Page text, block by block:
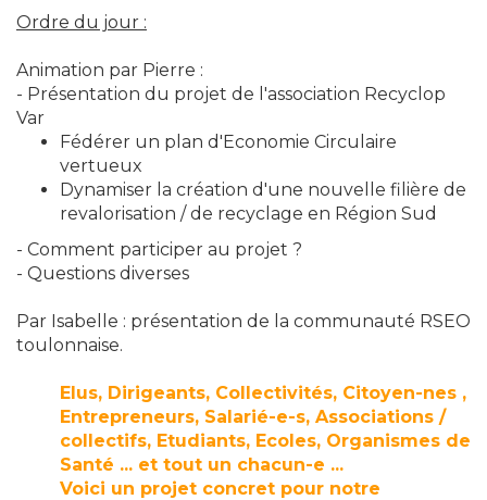
Ordre du jour :
Animation par Pierre :
- Présentation du projet de l'association Recyclop
Var
Fédérer un plan d'Economie Circulaire
vertueux
Dynamiser la création d'une nouvelle filière de
revalorisation / de recyclage en Région Sud
- Comment participer au projet ?
- Questions diverses
Par Isabelle : présentation de la communauté RSEO
toulonnaise.
Elus, Dirigeants, Collectivités, Citoyen-nes ,
Entrepreneurs, Salarié-e-s, Associations /
collectifs, Etudiants, Ecoles, Organismes de
Santé ... et tout un chacun-e ...
Voici un projet concret pour notre